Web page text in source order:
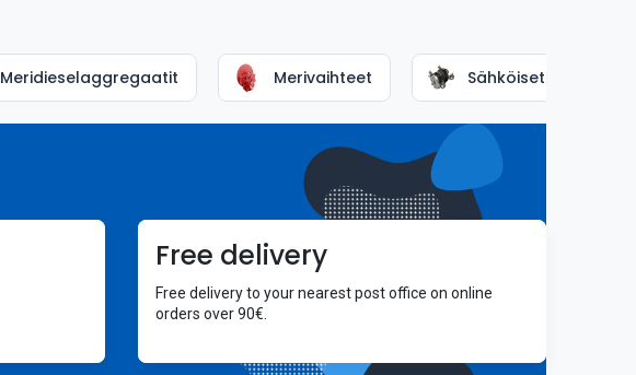
Meridieselaggregaatit Merivaihteet Sähköiset propulsiot
Free delivery
Free delivery to your nearest post office on online
orders over 90€.